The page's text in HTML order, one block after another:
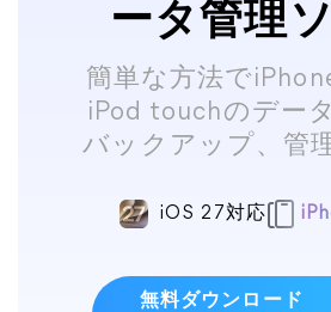
ータ管理
簡単な方法で
iPod touchのデー
バックアップ、管
iOS 27対応
無料ダウンロード